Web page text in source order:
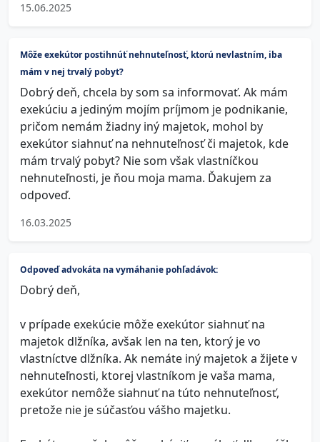
15.06.2025
Môže exekútor postihnúť nehnuteľnosť, ktorú nevlastním, iba
mám v nej trvalý pobyt?
Dobrý deň, chcela by som sa informovať. Ak mám
exekúciu a jediným mojím príjmom je podnikanie,
pričom nemám žiadny iný majetok, mohol by
exekútor siahnuť na nehnuteľnosť či majetok, kde
mám trvalý pobyt? Nie som však vlastníčkou
nehnuteľnosti, je ňou moja mama. Ďakujem za
odpoveď.
16.03.2025
Odpoveď advokáta na vymáhanie pohľadávok:
Dobrý deň,
v prípade exekúcie môže exekútor siahnuť na
majetok dlžníka, avšak len na ten, ktorý je vo
vlastníctve dlžníka. Ak nemáte iný majetok a žijete v
nehnuteľnosti, ktorej vlastníkom je vaša mama,
exekútor nemôže siahnuť na túto nehnuteľnosť,
pretože nie je súčasťou vášho majetku.